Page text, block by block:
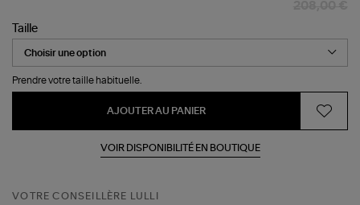
Taille
Prendre votre taille habituelle.
AJOUTER AU PANIER
VOIR DISPONIBILITÉ EN BOUTIQUE
VOTRE CONSEILLÈRE LULLI